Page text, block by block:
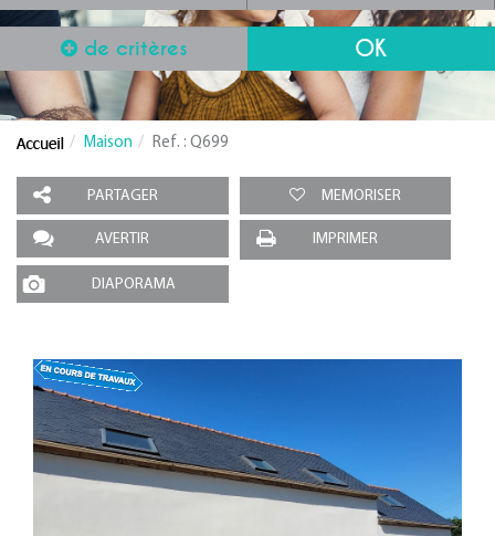
de critères
Maison Ref. : Q699
PARTAGER MEMORISER
AVERTIR IMPRIMER
DIAPORAMA